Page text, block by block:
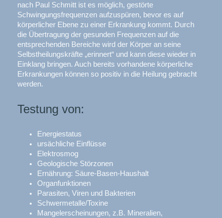
nach Paul Schmitt ist es möglich, gestörte
Schwingungsfrequenzen aufzuspüren, bevor es auf
körperlicher Ebene zu einer Erkrankung kommt. Durch
die Übertragung der gesunden Frequenzen auf die
entsprechenden Bereiche wird der Körper an seine
Selbstheilungskräfte „erinnert“ und kann diese wieder in
Einklang bringen. Auch bereits vorhandene körperliche
Erkrankungen können so positiv in die Heilung gebracht
werden.
Testung von:
Energiestatus
ursächliche Einflüsse
Elektrosmog
Geologische Störzonen
Ernährung: Säure-Basen-Haushalt
Organfunktionen
Parasiten, Viren und Bakterien
Schwermetalle/Toxine
Mangelerscheinungen, z.B. Mineralien,